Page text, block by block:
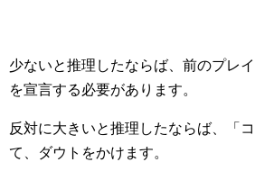
少ないと推理したならば、前のプレ
を宣言する必要があります。
反対に大きいと推理したならば、「
て、ダウトをかけます。